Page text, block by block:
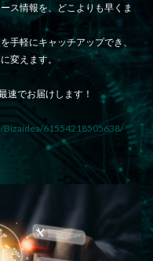
ス情報を、どこよりも早くま
手軽にキャッチアップでき、
変えます。
速でお届けします！
Bizaidea/61554218505638/